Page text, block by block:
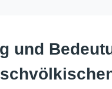
und